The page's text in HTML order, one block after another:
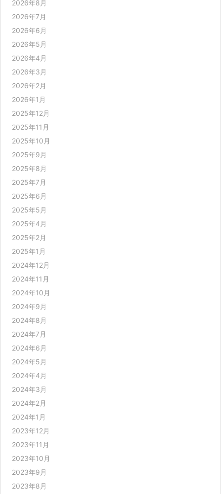
2026年8月
2026年7月
2026年6月
2026年5月
2026年4月
2026年3月
2026年2月
2026年1月
2025年12月
2025年11月
2025年10月
2025年9月
2025年8月
2025年7月
2025年6月
2025年5月
2025年4月
2025年2月
2025年1月
2024年12月
2024年11月
2024年10月
2024年9月
2024年8月
2024年7月
2024年6月
2024年5月
2024年4月
2024年3月
2024年2月
2024年1月
2023年12月
2023年11月
2023年10月
2023年9月
2023年8月